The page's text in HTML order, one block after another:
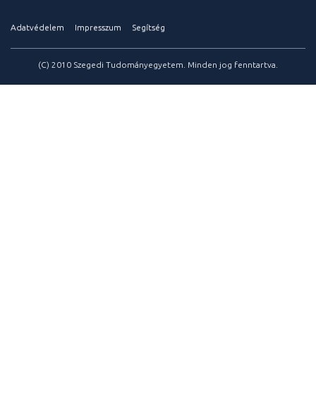
Adatvédelem Impresszum Segítség
(C) 2010 Szegedi Tudományegyetem. Minden jog fenntartva.